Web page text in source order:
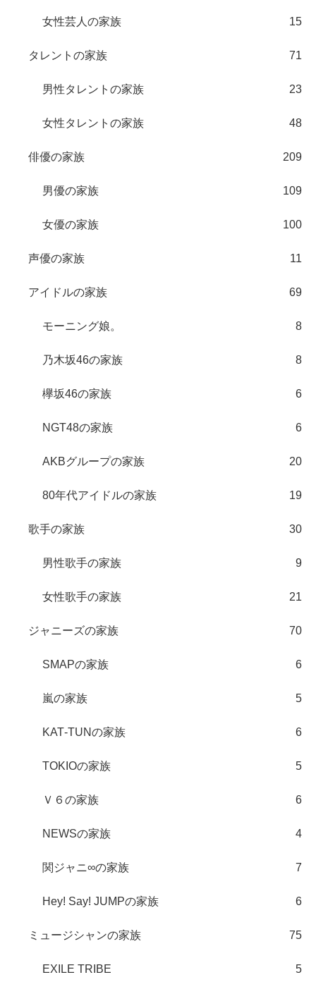
女性芸人の家族 15
タレントの家族 71
男性タレントの家族 23
女性タレントの家族 48
俳優の家族 209
男優の家族 109
女優の家族 100
声優の家族 11
アイドルの家族 69
モーニング娘。 8
乃木坂46の家族 8
欅坂46の家族 6
NGT48の家族 6
AKBグループの家族 20
80年代アイドルの家族 19
歌手の家族 30
男性歌手の家族 9
女性歌手の家族 21
ジャニーズの家族 70
SMAPの家族 6
嵐の家族 5
KAT‐TUNの家族 6
TOKIOの家族 5
Ｖ６の家族 6
NEWSの家族 4
関ジャニ∞の家族 7
Hey! Say! JUMPの家族 6
ミュージシャンの家族 75
EXILE TRIBE 5